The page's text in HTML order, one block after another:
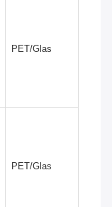
PET/Glas
PET/Glas